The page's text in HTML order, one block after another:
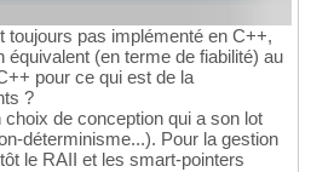
toujours pas implémenté en C++,
équivalent (en terme de fiabilité) au
pour ce qui est de la
?
de conception qui a son lot
déterminisme...). Pour la gestion
le RAII et les smart-pointers